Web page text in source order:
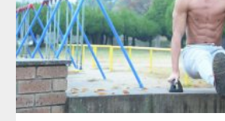
ダウンロード